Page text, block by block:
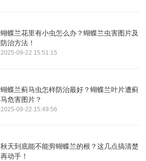
蝴蝶兰花里有小虫怎么办？蝴蝶兰虫害图片及
防治方法！
2025-09-22 15:51:15
蝴蝶兰蓟马虫怎样防治最好？蝴蝶兰叶片遭蓟
马危害图片？
2025-09-22 15:49:56
秋天到底能不能剪蝴蝶兰的根？这几点搞清楚
再动手！